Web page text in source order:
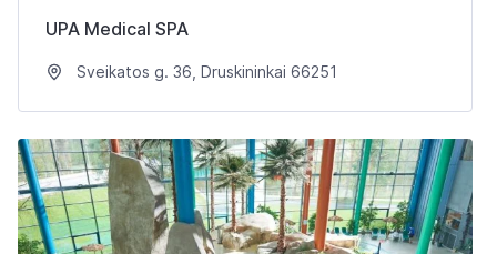
UPA Medical SPA
Sveikatos g. 36, Druskininkai 66251